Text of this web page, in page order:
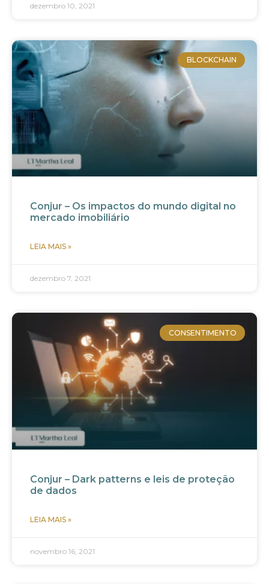
dezembro 10, 2021
BLOCKCHAIN
Conjur – Os impactos do mundo digital no
mercado imobiliário
LEIA MAIS »
dezembro 7, 2021
CONSENTIMENTO
Conjur – Dark patterns e leis de proteção
de dados
LEIA MAIS »
novembro 16, 2021